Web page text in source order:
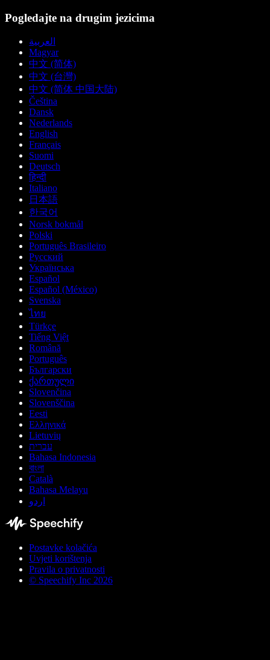
Pogledajte na drugim jezicima
العربية
Magyar
中文 (简体)
中文 (台灣)
中文 (简体 中国大陆)
Čeština
Dansk
Nederlands
English
Français
Suomi
Deutsch
हिन्दी
Italiano
日本語
한국어
Norsk bokmål
Polski
Português Brasileiro
Русский
Українська
Español
Español (México)
Svenska
ไทย
Türkçe
Tiếng Việt
Română
Português
Български
ქართული
Slovenčina
Slovenščina
Eesti
Ελληνικά
Lietuvių
עברית
Bahasa Indonesia
বাংলা
Català
Bahasa Melayu
اردو
Postavke kolačića
Uvjeti korištenja
Pravila o privatnosti
© Speechify Inc 2026